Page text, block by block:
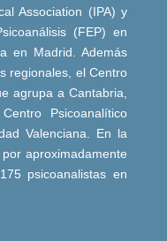
Association (IPA) y
(FEP) en
en Madrid. Además
regionales, el Centro
agrupa a Cantabria,
Psicoanalítico
Valenciana. En la
aproximadamente
psicoanalistas en